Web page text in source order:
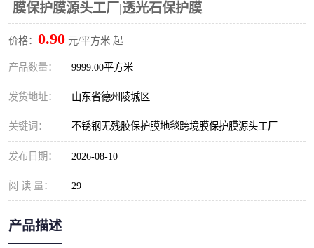
膜保护膜源头工厂|透光石保护膜
价格： 0.90 元/平方米 起
产品数量： 9999.00平方米
发货地址： 山东省德州陵城区
关键词： 不锈钢无残胶保护膜地毯跨境膜保护膜源头工厂
发布日期： 2026-08-10
阅 读 量： 29
产品描述